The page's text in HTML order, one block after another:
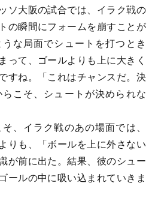
ソ大阪の試合では、イラク戦の
の瞬間にフォームを崩すことが
な局面でシュートを打つとき
って、ゴールよりも上に大きく
すね。「これはチャンスだ。決
こそ、シュートが決められな
、イラク戦のあの場面では、
りも、「ボールを上に外さない
が前に出た。結果、彼のシュー
ールの中に吸い込まれていきま